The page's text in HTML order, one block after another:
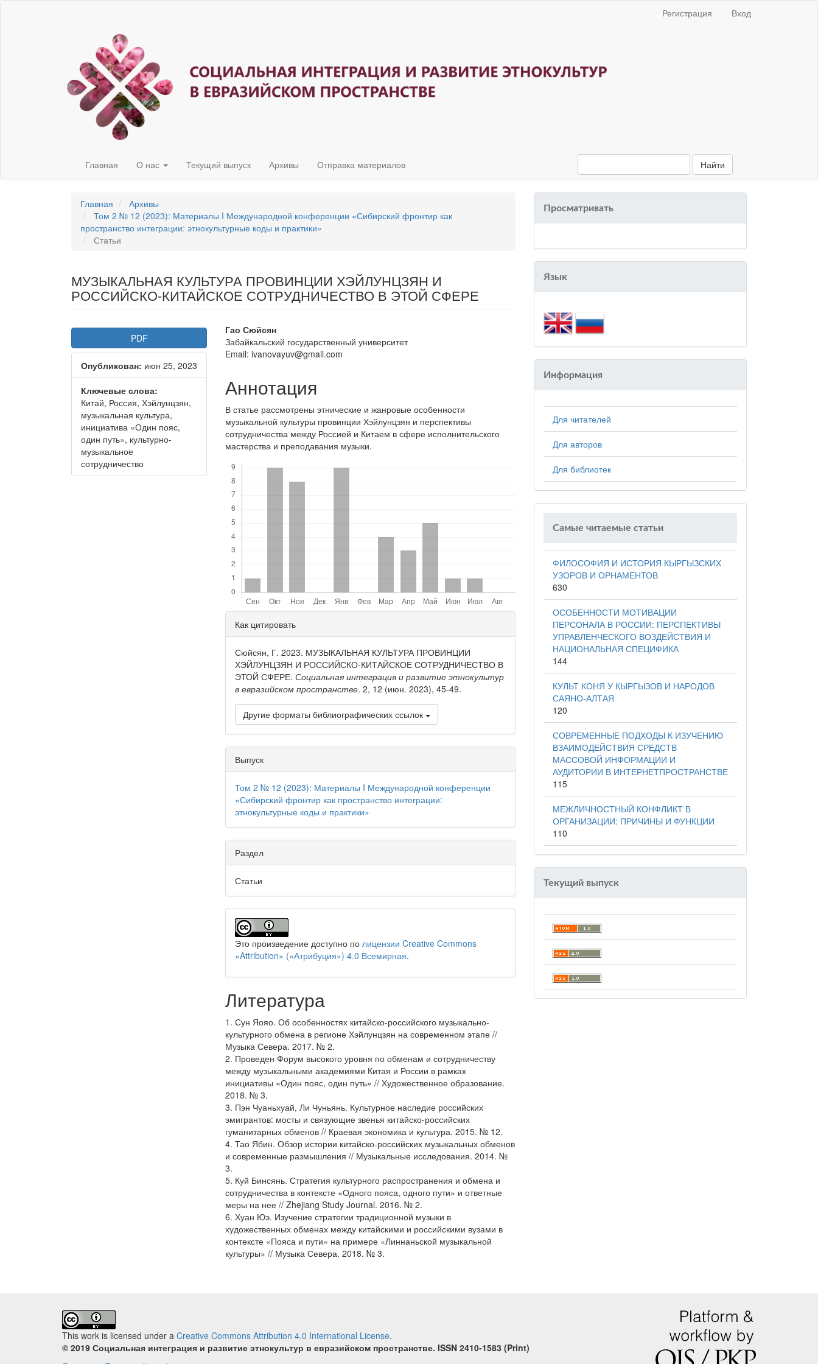
Регистрация Вход
Главная О нас Текущий выпуск Архивы Отправка материалов Найти
Главная
Архивы
Том 2 № 12 (2023): Материалы I Международной конференции «Сибирский фронтир как
пространство интеграции: этнокультурные коды и практики»
Статьи
МУЗЫКАЛЬНАЯ КУЛЬТУРА ПРОВИНЦИИ ХЭЙЛУНЦЗЯН И
РОССИЙСКО-КИТАЙСКОЕ СОТРУДНИЧЕСТВО В ЭТОЙ СФЕРЕ
Статья
боковой
панели
PDF
Опубликован: июн 25, 2023
Ключевые слова:
Китай, Россия, Хэйлунцзян,
музыкальная культура,
инициатива «Один пояс,
один путь», культурно-
музыкальное
сотрудничество
Основное
содержание
Гао Сюйсян
Забайкальский государственный университет
Email: ivanovayuv@gmail.com
Аннотация
В статье рассмотрены этнические и жанровые особенности
музыкальной культуры провинции Хэйлунцзян и перспективы
сотрудничества между Россией и Китаем в сфере исполнительского
мастерства и преподавания музыки.
Детали
статьи
Как цитировать
Сюйсян, Г. 2023. МУЗЫКАЛЬНАЯ КУЛЬТУРА ПРОВИНЦИИ
ХЭЙЛУНЦЗЯН И РОССИЙСКО-КИТАЙСКОЕ СОТРУДНИЧЕСТВО В
ЭТОЙ СФЕРЕ.Социальная интеграция и развитие этнокультур
в евразийском пространстве. 2, 12 (июн. 2023), 45-49.
Другие форматы библиографических ссылок
Выпуск
Том 2 № 12 (2023): Материалы I Международной конференции
«Сибирский фронтир как пространство интеграции:
этнокультурные коды и практики»
Раздел
Статьи
Это произведение доступно полицензии Creative Commons
«Attribution» («Атрибуция») 4.0 Всемирная.
Литература
1. Сун Яояо. Об особенностях китайско-российского музыкально-
культурного обмена в регионе Хэйлунцзян на современном этапе //
Музыка Севера. 2017. № 2.
2. Проведен Форум высокого уровня по обменам и сотрудничеству
между музыкальными академиями Китая и России в рамках
инициативы «Один пояс, один путь» // Художественное образование.
2018. № 3.
3. Пэн Чуаньхуай, Ли Чуньянь. Культурное наследие российских
эмигрантов: мосты и связующие звенья китайско-российских
гуманитарных обменов // Краевая экономика и культура. 2015. № 12.
4. Тао Ябин. Обзор истории китайско-российских музыкальных обменов
и современные размышления // Музыкальные исследования. 2014. №
3.
5. Куй Бинсянь. Стратегия культурного распространения и обмена и
сотрудничества в контексте «Одного пояса, одного пути» и ответные
меры на нее // Zhejiang Study Journal. 2016. № 2.
6. Хуан Юэ. Изучение стратегии традиционной музыки в
художественных обменах между китайскими и российскими вузами в
контексте «Пояса и пути» на примере «Линнаньской музыкальной
культуры» // Музыка Севера. 2018. № 3.
Просматривать
Язык
Информация
Для читателей
Для авторов
Для библиотек
Самые читаемые статьи
ФИЛОСОФИЯ И ИСТОРИЯ КЫРГЫЗСКИХ
УЗОРОВ И ОРНАМЕНТОВ
630
ОСОБЕННОСТИ МОТИВАЦИИ
ПЕРСОНАЛА В РОССИИ: ПЕРСПЕКТИВЫ
УПРАВЛЕНЧЕСКОГО ВОЗДЕЙСТВИЯ И
НАЦИОНАЛЬНАЯ СПЕЦИФИКА
144
КУЛЬТ КОНЯ У КЫРГЫЗОВ И НАРОДОВ
САЯНО-АЛТАЯ
120
СОВРЕМЕННЫЕ ПОДХОДЫ К ИЗУЧЕНИЮ
ВЗАИМОДЕЙСТВИЯ СРЕДСТВ
МАССОВОЙ ИНФОРМАЦИИ И
АУДИТОРИИ В ИНТЕРНЕТПРОСТРАНСТВЕ
115
МЕЖЛИЧНОСТНЫЙ КОНФЛИКТ В
ОРГАНИЗАЦИИ: ПРИЧИНЫ И ФУНКЦИИ
110
Текущий выпуск
This work is licensed under a Creative Commons Attribution 4.0 International License.
© 2019 Социальная интеграция и развитие этнокультур в евразийском пространстве. ISSN 2410‐1583 (Print)